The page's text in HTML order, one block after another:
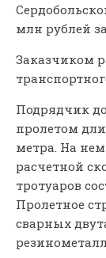
млн рублей
Заказчиком
Подрядчик
пролетом
метра. На
расчетной
тротуаров
Пролетное
сварных